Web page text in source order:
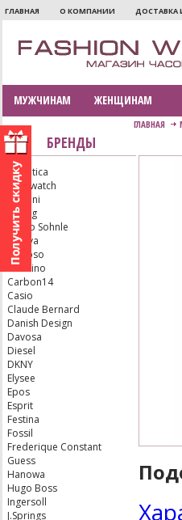
ГЛАВНАЯ О КОМПАНИИ ДОСТАВКА
МУЖЧИНАМ ЖЕНЩИНАМ
ГЛАВНАЯ
БРЕНДЫ
Adriatica
Aerowatch
Armani
Bering
Bruno Sohnle
Bulova
Calypso
Candino
Carbon14
Casio
Claude Bernard
Danish Design
Davosa
Diesel
DKNY
Elysee
Epos
Esprit
Festina
Fossil
Frederique Constant
Guess
Hanowa
Hugo Boss
Ingersoll
J.Springs